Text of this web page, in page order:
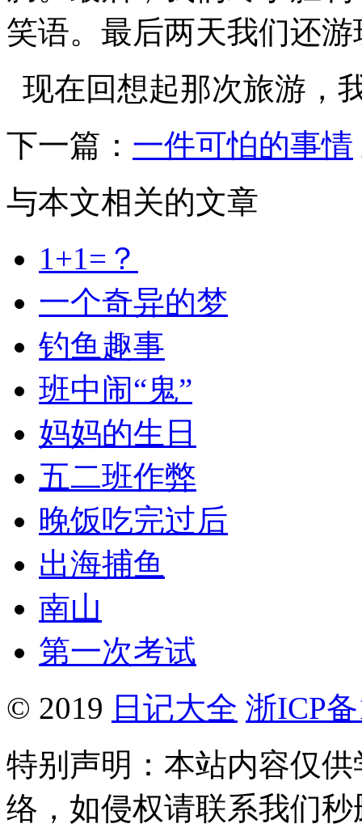
笑语。最后两天我们还
现在回想起那次旅游，
下一篇： 一件可怕的事情
与本文相关的文章
1+1=？
一个奇异的梦
钓鱼趣事
班中闹“鬼”
妈妈的生日
五二班作弊
晚饭吃完过后
出海捕鱼
南山
第一次考试
© 2019 日记大全 浙ICP
特别声明：本站内容仅
络，如侵权请联系我们秒